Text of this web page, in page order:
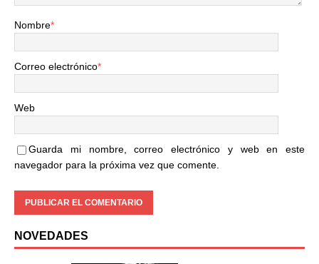
Nombre*
Correo electrónico*
Web
Guarda mi nombre, correo electrónico y web en este
navegador para la próxima vez que comente.
NOVEDADES